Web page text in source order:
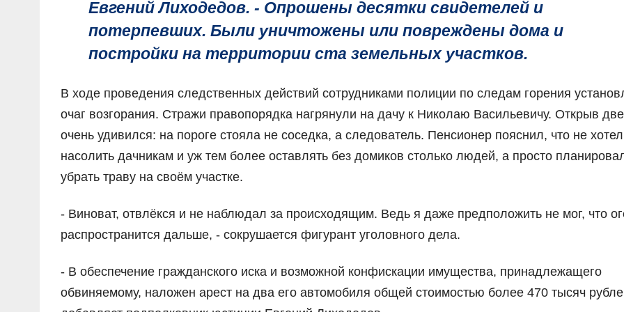
Евгений Лиходедов. - Опрошены десятки свидетелей и
потерпевших. Были уничтожены или повреждены дома и
постройки на территории ста земельных участков.
В ходе проведения следственных действий сотрудниками полиции по следам горения
очаг возгорания. Стражи правопорядка нагрянули на дачу к Николаю Васильевичу. Открыв
очень удивился: на пороге стояла не соседка, а следователь. Пенсионер пояснил, что не хотел
насолить дачникам и уж тем более оставлять без домиков столько людей, а просто
убрать траву на своём участке.
- Виноват, отвлёкся и не наблюдал за происходящим. Ведь я даже предположить не мог, что
распространится дальше, - сокрушается фигурант уголовного дела.
- В обеспечение гражданского иска и возможной конфискации имущества, принадлежащего
обвиняемому, наложен арест на два его автомобиля общей стоимостью более 470 тысяч